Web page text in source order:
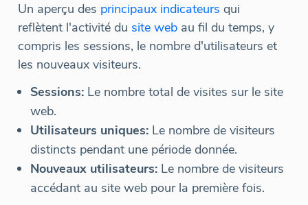
Un aperçu des principaux indicateurs qui
reflètent l'activité du site web au fil du temps, y
compris les sessions, le nombre d'utilisateurs et
les nouveaux visiteurs.
Sessions: Le nombre total de visites sur le site
web.
Utilisateurs uniques: Le nombre de visiteurs
distincts pendant une période donnée.
Nouveaux utilisateurs: Le nombre de visiteurs
accédant au site web pour la première fois.